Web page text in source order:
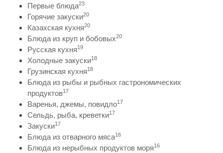
Первые блюда23
Горячие закуски20
Казахская кухня20
Блюда из круп и бобовых20
Русская кухня19
Холодные закуски18
Грузинская кухня18
Блюда из рыбы и рыбных гастрономических
продуктов17
Варенья, джемы, повидло17
Сельдь, рыба, креветки17
Закуски17
Блюда из отварного мяса16
Блюда из нерыбных продуктов моря16